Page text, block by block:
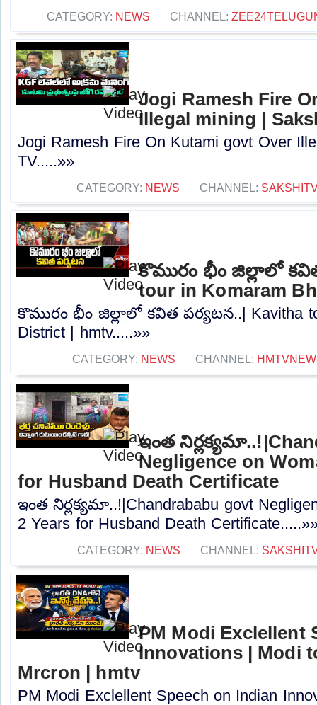
CATEGORY: NEWS CHANNEL:
Jogi Ramesh Fire
Illegal mining |
Jogi Ramesh Fire On Kutami govt Over
TV.....»»
CATEGORY: NEWS CHANNEL:
కొమురం భీం జిల్లాలో
tour in Komaram
కొమురం భీం జిల్లాలో కవిత పర్యటన..| Kavitha
District | hmtv.....»»
CATEGORY: NEWS CHANNEL:
ఇంత
Negligence on
for Husband Death Certificate
ఇంత నిర్లక్యమా..!|Chandrababu govt
2 Years for Husband Death
CATEGORY: NEWS CHANNEL:
PM Modi Exclellent
Innovations | Modi
Mrcron | hmtv
PM Modi Exclellent Speech on Indian